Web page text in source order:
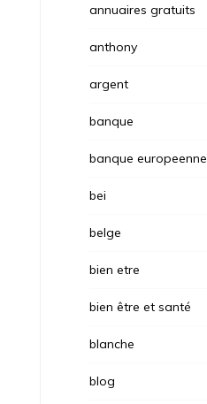
annuaires gratuits
anthony
argent
banque
banque europeenne
bei
belge
bien etre
bien être et santé
blanche
blog